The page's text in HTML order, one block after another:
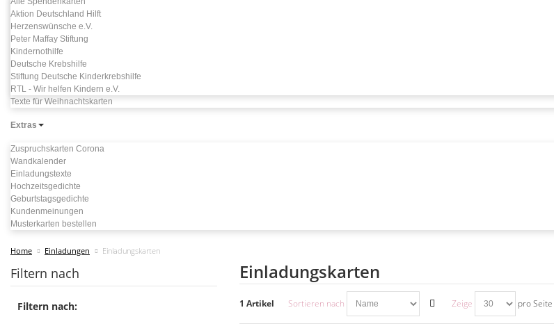
Aktion Deutschland Hilft
Herzenswünsche e.V.
Peter Maffay Stiftung
Kindernothilfe
Deutsche Krebshilfe
Stiftung Deutsche Kinderkrebshilfe
RTL - Wir helfen Kindern e.V.
Texte für Weihnachtskarten
Extras
Zuspruchskarten Corona
Wandkalender
Einladungstexte
Hochzeitsgedichte
Geburtstagsgedichte
Kundenmeinungen
Musterkarten bestellen
Home Einladungen Einladungskarten
Einladungskarten
1 Artikel Sortieren nach Zeige pro Seite
Filtern nach
Filtern nach: